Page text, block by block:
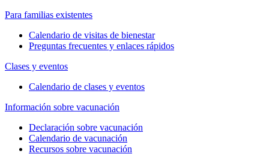
Para familias existentes
Calendario de visitas de bienestar
Preguntas frecuentes y enlaces rápidos
Clases y eventos
Calendario de clases y eventos
Información sobre vacunación
Declaración sobre vacunación
Calendario de vacunación
Recursos sobre vacunación